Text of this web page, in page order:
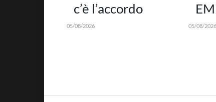
c’è l’accordo
05/08/2026 05/08/2026